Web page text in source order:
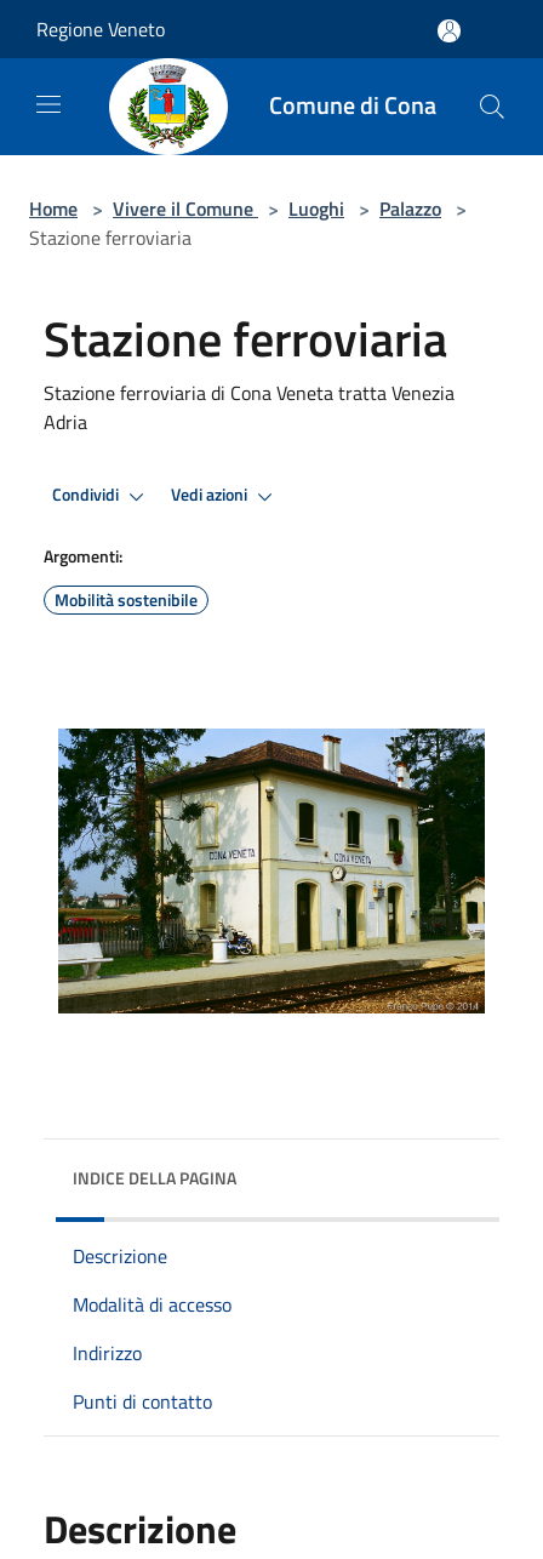
Regione Veneto
Comune di Cona
Home > Vivere il Comune > Luoghi > Palazzo >
Stazione ferroviaria
Stazione ferroviaria
Stazione ferroviaria di Cona Veneta tratta Venezia
Adria
Condividi Vedi azioni
Argomenti:
Mobilità sostenibile
INDICE DELLA PAGINA
Descrizione
Modalità di accesso
Indirizzo
Punti di contatto
Descrizione